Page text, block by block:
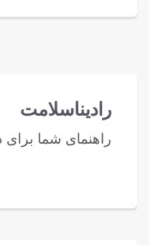
رادیناسلامت
راهنمای شما برای